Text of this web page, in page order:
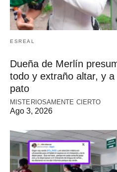
ESREAL
Dueña de Merlín
todo y extraño altar, y
pato
MISTERIOSAMENTE CIERTO
Ago 3, 2026